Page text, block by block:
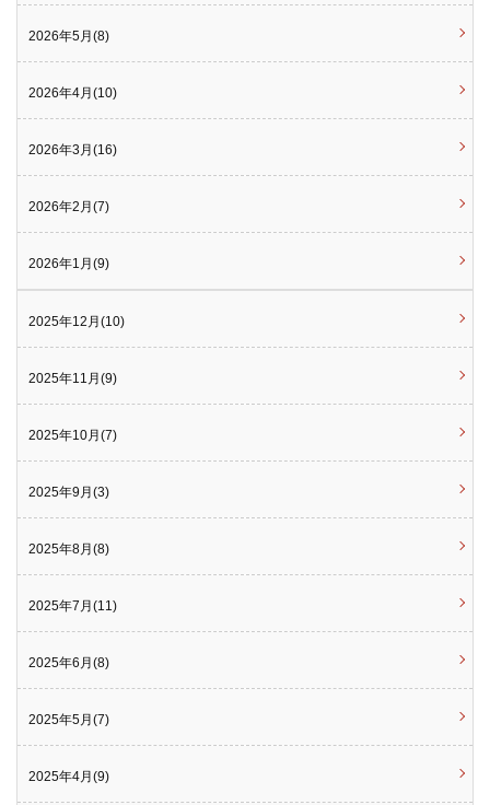
2026年5月(8)
2026年4月(10)
2026年3月(16)
2026年2月(7)
2026年1月(9)
2025年12月(10)
2025年11月(9)
2025年10月(7)
2025年9月(3)
2025年8月(8)
2025年7月(11)
2025年6月(8)
2025年5月(7)
2025年4月(9)